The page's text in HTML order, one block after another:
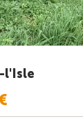
l'Isle